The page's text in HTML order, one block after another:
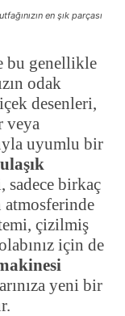
en şık parçası
bu genellikle
odak
desenleri,
veya
uyumlu bir
sadece birkaç
atmosferinde
çizilmiş
için de
yeni bir